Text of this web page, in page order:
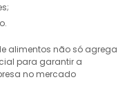
alimentos não só agrega
para garantir a
no mercado